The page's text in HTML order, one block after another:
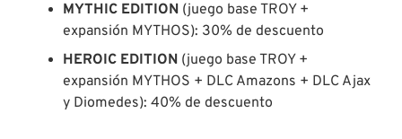
MYTHIC EDITION (juego base TROY +
expansión MYTHOS): 30% de descuento
HEROIC EDITION (juego base TROY +
expansión MYTHOS + DLC Amazons + DLC Ajax
y Diomedes): 40% de descuento